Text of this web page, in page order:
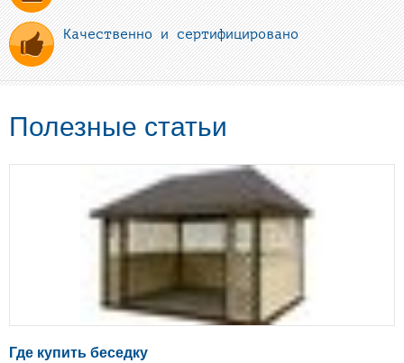
Качественно и сертифицировано
Полезные статьи
Где купить беседку